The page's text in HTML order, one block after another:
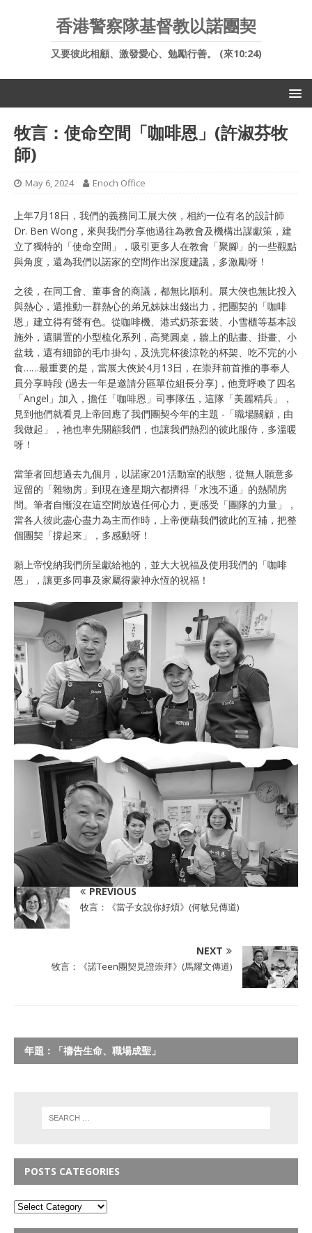
香港警察隊基督教以諾團契
又要彼此相顧、激發愛心、勉勵行善。 (來10:24)
牧言：使命空間「咖啡恩」(許淑芬牧
師)
May 6, 2024 Enoch Office
上年7月18日，我們的義務同工展大俠，相約一位有名的設計師
Dr. Ben Wong，來與我們分享他過往為教會及機構出謀獻策，建
立了獨特的「使命空間」，吸引更多人在教會「聚腳」的一些觀點
與角度，還為我們以諾家的空間作出深度建議，多激勵呀！
之後，在同工會、董事會的商議，都無比順利。展大俠也無比投入
與熱心，還推動一群熱心的弟兄姊妹出錢出力，把團契的「咖啡
恩」建立得有聲有色。從咖啡機、港式奶茶套裝、小雪櫃等基本設
施外，還購置的小型梳化系列，高凳圓桌，牆上的貼畫、掛畫、小
盆栽，還有細節的毛巾掛勾，及洗完杯後涼乾的杯架、吃不完的小
食……最重要的是，當展大俠於4月13日，在崇拜前首推的事奉人
員分享時段 (過去一年是邀請分區單位組長分享)，他竟呼喚了四名
「Angel」加入，擔任「咖啡恩」司事隊伍，這隊「美麗精兵」，
見到他們就看見上帝回應了我們團契今年的主題 -「職場關顧，由
我做起」，祂也率先關顧我們，也讓我們熱烈的彼此服侍，多溫暖
呀！
當筆者回想過去九個月，以諾家201活動室的狀態，從無人願意多
逗留的「雜物房」到現在逢星期六都擠得「水洩不通」的熱鬧房
間。筆者自慚沒在這空間放過任何心力，更感受「團隊的力量」，
當各人彼此盡心盡力為主而作時，上帝便藉我們彼此的互補，把整
個團契「撐起來」，多感動呀！
願上帝悅納我們所呈獻給祂的，並大大祝福及使用我們的「咖啡
恩」，讓更多同事及家屬得蒙神永恆的祝福！
PREVIOUS
牧言：《當子女說你好煩》(何敏兒傳道)
NEXT
牧言：《諾Teen團契見證崇拜》(馬耀文傳道)
年題：「禱告生命、職場成聖」
POSTS CATEGORIES